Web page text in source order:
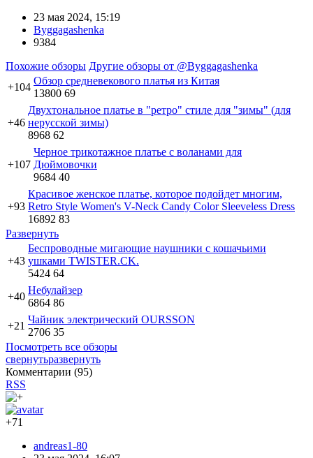
23 мая 2024, 15:19
Byggagashenka
9384
Похожие обзоры Другие обзоры от @Byggagashenka
+104
Обзор средневекового платья из Китая
13800 69
+46
Двухтональное платье в "ретро" стиле для "зимы" (для
нерусской зимы)
8968 62
+107
Черное трикотажное платье с воланами для
Дюймовочки
9684 40
+93
Красивое женское платье, которое подойдет многим,
Retro Style Women's V-Neck Candy Color Sleeveless Dress
16892 83
Развернуть
+43
Беспроводные мигающие наушники с кошачьими
ушками TWISTER.CK.
5424 64
+40
Небулайзер
6864 86
+21
Чайник электрический OURSSON
2706 35
Посмотреть все обзоры
свернутьразвернуть
Комментарии (95)
RSS
+71
andreas1-80